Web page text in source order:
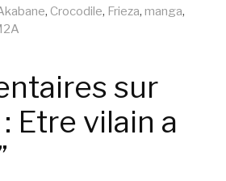
, Crocodile, Frieza, manga,
sur
Etre vilain a